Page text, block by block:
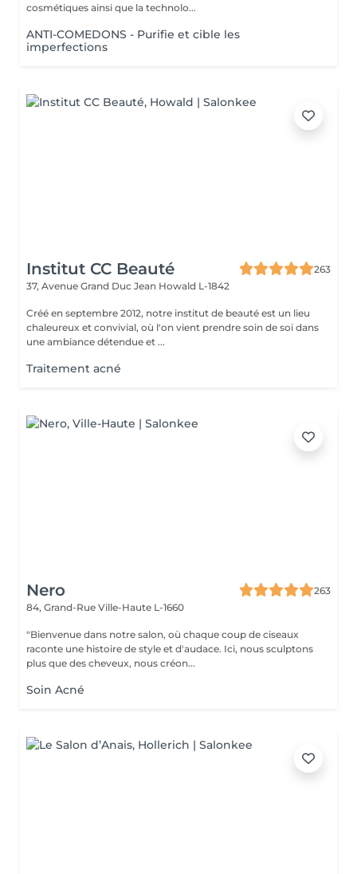
cosmétiques ainsi que la technolo...
ANTI-COMEDONS - Purifie et cible les
imperfections
Institut CC Beauté
263
37, Avenue Grand Duc Jean Howald L-1842
Créé en septembre 2012, notre institut de beauté est un lieu
chaleureux et convivial, où l'on vient prendre soin de soi dans
une ambiance détendue et ...
Traitement acné
Nero
263
84, Grand-Rue Ville-Haute L-1660
"Bienvenue dans notre salon, où chaque coup de ciseaux
raconte une histoire de style et d'audace. Ici, nous sculptons
plus que des cheveux, nous créon...
Soin Acné